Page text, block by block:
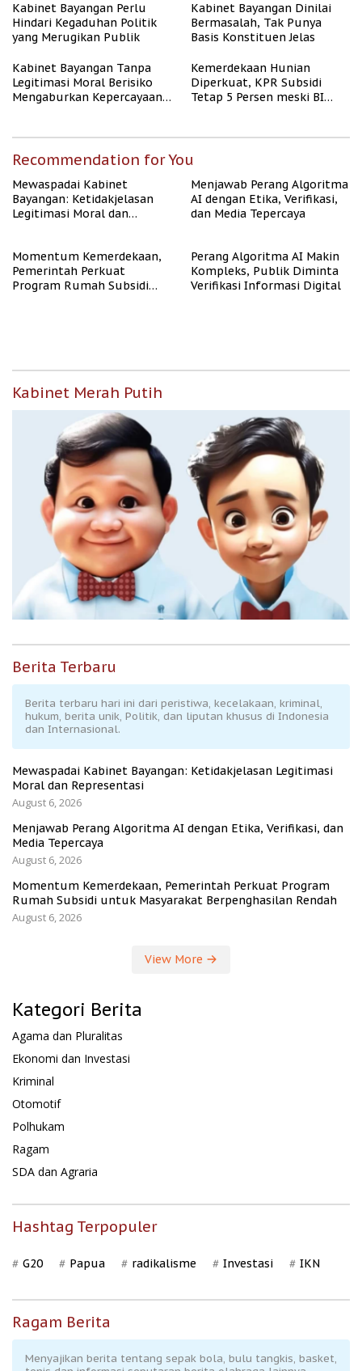
Kabinet Bayangan Perlu
Hindari Kegaduhan Politik
yang Merugikan Publik
Kabinet Bayangan Dinilai
Bermasalah, Tak Punya
Basis Konstituen Jelas
Kabinet Bayangan Tanpa
Legitimasi Moral Berisiko
Mengaburkan Kepercayaan
Kemerdekaan Hunian
Diperkuat, KPR Subsidi
Tetap 5 Persen meski BI
Recommendation for You
Mewaspadai Kabinet
Bayangan: Ketidakjelasan
Legitimasi Moral dan
Menjawab Perang Algoritma
AI dengan Etika, Verifikasi,
dan Media Tepercaya
Momentum Kemerdekaan,
Pemerintah Perkuat
Program Rumah Subsidi
Perang Algoritma AI Makin
Kompleks, Publik Diminta
Verifikasi Informasi Digital
Kabinet Merah Putih
Berita Terbaru
Berita terbaru hari ini dari peristiwa, kecelakaan, kriminal,
hukum, berita unik, Politik, dan liputan khusus di Indonesia
dan Internasional.
Mewaspadai Kabinet Bayangan: Ketidakjelasan Legitimasi
Moral dan Representasi
August 6, 2026
Menjawab Perang Algoritma AI dengan Etika, Verifikasi, dan
Media Tepercaya
August 6, 2026
Momentum Kemerdekaan, Pemerintah Perkuat Program
Rumah Subsidi untuk Masyarakat Berpenghasilan Rendah
August 6, 2026
View More
Kategori Berita
Agama dan Pluralitas
Ekonomi dan Investasi
Kriminal
Otomotif
Polhukam
Ragam
SDA dan Agraria
Hashtag Terpopuler
G20 Papua radikalisme Investasi IKN
Ragam Berita
Menyajikan berita tentang sepak bola, bulu tangkis, basket,